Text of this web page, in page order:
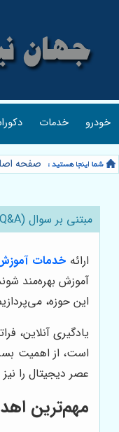
خودرو خدمات
صفحه
مبتنی بر سوال (Q&A) ⭐️ آموزش آنلاین برای چه کسانی؟ + معرفی مدرسه رایان کاشیها 🏫
ارائهخدمات آموزش
آموزش بهره‌مند
این حوزه،
یادگیری آنلاین،
است، از اهمیت
عصر دیجیتال را
مهم‌ترین